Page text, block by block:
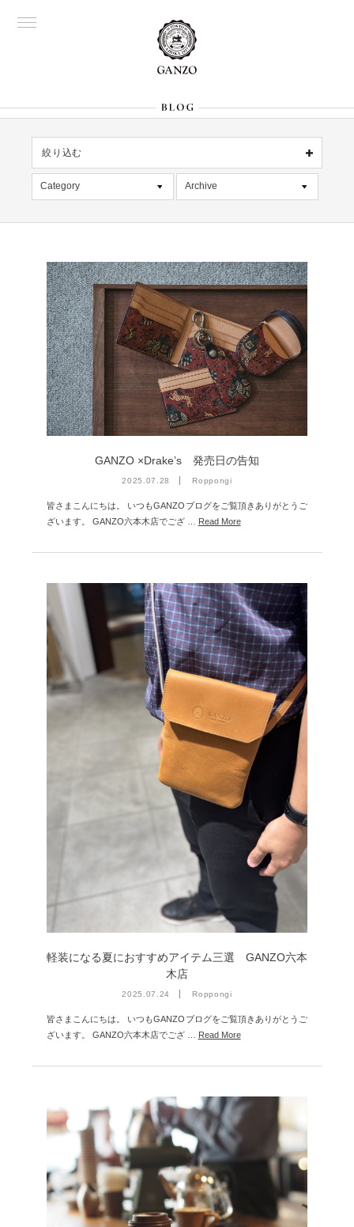
絞り込む
OFFICIAL 銀座
Director's
絞り込む
Category
デッドストック
在庫情報
限定商品
入荷情報
雑誌掲載
イベント
Archive
2026年7月 [4]
2026年6月 [2]
2026年5月 [1]
2026年4月 [7]
2026年3月 [5]
2026年1月 [2]
2025年12月 [2]
2025年11月 [6]
2025年10月 [8]
2025年9月 [8]
2025年6月 [3]
2025年5月 [3]
2025年4月 [7]
2025年3月 [1]
2025年2月 [5]
2025年1月 [1]
2024年12月 [2]
2024年11月 [5]
2024年10月 [5]
2024年9月 [5]
2024年8月 [2]
2024年7月 [6]
2024年6月 [4]
2024年4月 [3]
2024年3月 [10]
2024年2月 [1]
2023年11月 [6]
2023年9月 [4]
2023年8月 [6]
2023年7月 [4]
2023年6月 [5]
GANZO ×Drake’s 発売日の告知
2025.07.28 Roppongi
皆さまこんにちは。 いつもGANZOブログをご覧頂きありがとうご
ざいます。 GANZO六本木店でござ … Read More
軽装になる夏におすすめアイテム三選 GANZO六本
木店
2025.07.24 Roppongi
皆さまこんにちは。 いつもGANZOブログをご覧頂きありがとうご
ざいます。 GANZO六本木店でござ …
Read More